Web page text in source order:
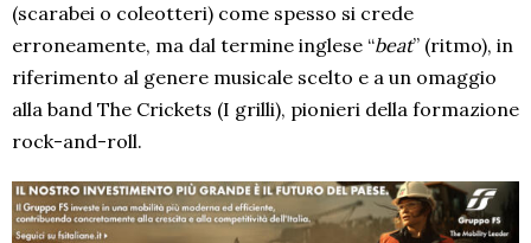
(scarabei o coleotteri) come spesso si crede
erroneamente, ma dal termine inglese “beat” (ritmo), in
riferimento al genere musicale scelto e a un omaggio
alla band The Crickets (I grilli), pionieri della formazione
rock-and-roll.